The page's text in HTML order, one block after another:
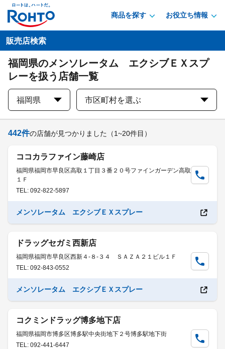
商品を探す お役立ち情報
販売店検索
福岡県のメンソレータム エクシブＥＸスプ
レーを扱う店舗一覧
福岡県 市区町村を選ぶ
442件の店舗が見つかりました （1~20件目）
ココカラファイン藤崎店
福岡県福岡市早良区高取１丁目３番２０号ファインガーデン高取
１Ｆ
TEL: 092-822-5897
メンソレータム エクシブＥＸスプレー
ドラッグセガミ西新店
福岡県福岡市早良区西新４-８-３４ ＳＡＺＡ２１ビル１Ｆ
TEL: 092-843-0552
メンソレータム エクシブＥＸスプレー
コクミンドラッグ博多地下店
福岡県福岡市博多区博多駅中央街地下２号博多駅地下街
TEL: 092-441-6447